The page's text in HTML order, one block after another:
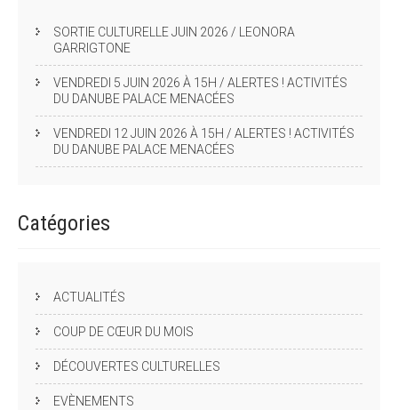
SORTIE CULTURELLE JUIN 2026 / LEONORA
GARRIGTONE
VENDREDI 5 JUIN 2026 À 15H / ALERTES ! ACTIVITÉS
DU DANUBE PALACE MENACÉES
VENDREDI 12 JUIN 2026 À 15H / ALERTES ! ACTIVITÉS
DU DANUBE PALACE MENACÉES
Catégories
ACTUALITÉS
COUP DE CŒUR DU MOIS
DÉCOUVERTES CULTURELLES
EVÈNEMENTS